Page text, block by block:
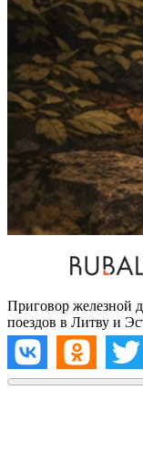
Приговор железной
поездов в Литву и